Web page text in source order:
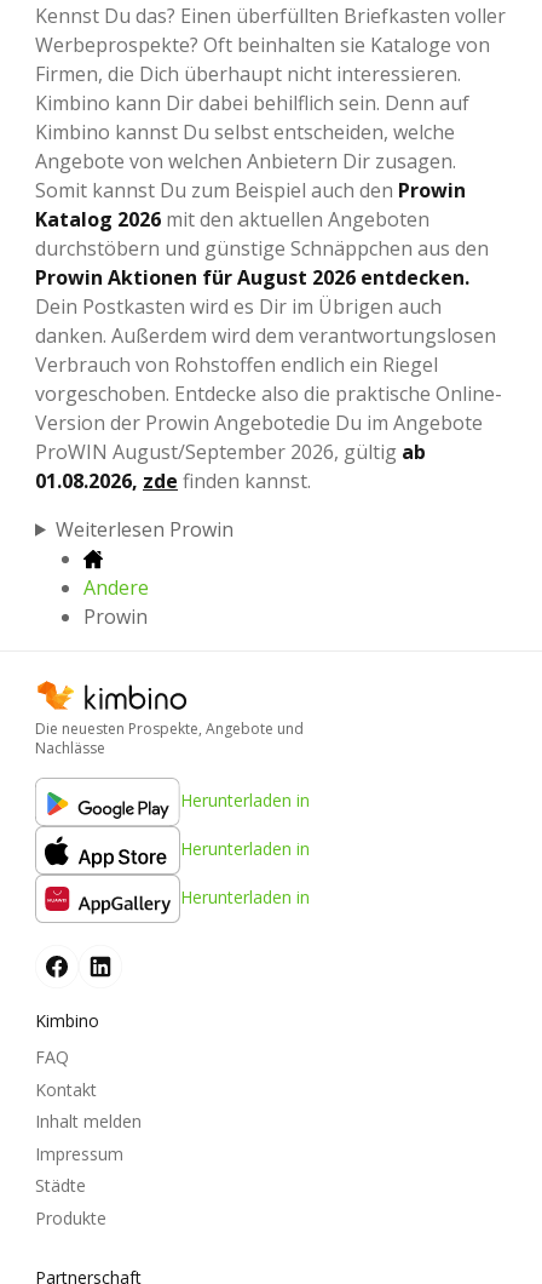
Kennst Du das? Einen überfüllten Briefkasten voller
Werbeprospekte? Oft beinhalten sie Kataloge von
Firmen, die Dich überhaupt nicht interessieren.
Kimbino kann Dir dabei behilflich sein. Denn auf
Kimbino kannst Du selbst entscheiden, welche
Angebote von welchen Anbietern Dir zusagen.
Somit kannst Du zum Beispiel auch den Prowin
Katalog 2026 mit den aktuellen Angeboten
durchstöbern und günstige Schnäppchen aus den
Prowin Aktionen für August 2026 entdecken.
Dein Postkasten wird es Dir im Übrigen auch
danken. Außerdem wird dem verantwortungslosen
Verbrauch von Rohstoffen endlich ein Riegel
vorgeschoben. Entdecke also die praktische Online-
Version der Prowin Angebotedie Du im Angebote
ProWIN August/September 2026, gültig ab
01.08.2026, zde finden kannst.
Weiterlesen Prowin
Andere
Prowin
Die neuesten Prospekte, Angebote und
Nachlässe
Herunterladen in
Herunterladen in
Herunterladen in
Kimbino
FAQ
Kontakt
Inhalt melden
Impressum
Städte
Produkte
Partnerschaft